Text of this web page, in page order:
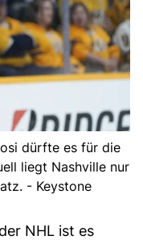
dürfte es für die
liegt Nashville nur
- Keystone
NHL ist es